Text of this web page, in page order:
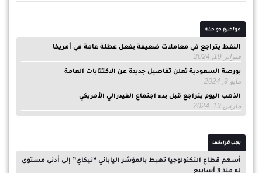
مواضيع ذو صلة
النفط يتراجع في معاملات ضعيفة بفعل عطلة عامة في أمريكا
فبراير 19, 2024
بورصة السعودية تُعلن تفاصيل جديدة عن الاكتتابات العامة
مايو 9, 2024
الذهب اليوم يتراجع قبل بدء اجتماع الفيدرالي الأمريكي
مارس 19, 2024
يجب قراءتها
أسهم قطاع التكنولوجيا تهبط بالمؤشر الياباني “نيكاي” إلى أدنى مستوى
له منذ 3 أسابيع